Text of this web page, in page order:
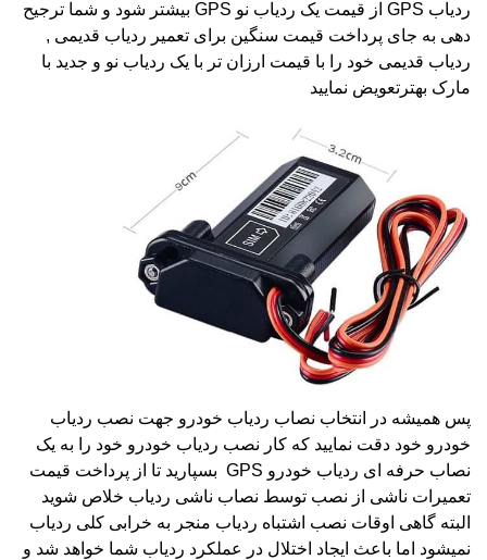
ردیاب GPS از قیمت یک ردیاب نو GPS بیشتر شود و شما ترجیح
دهی به جای پرداخت قیمت سنگین برای تعمیر ردیاب قدیمی ,
ردیاب قدیمی خود را با قیمت ارزان تر با یک ردیاب نو و جدید با
مارک بهترتعویض نمایید
پس همیشه در انتخاب نصاب ردیاب خودرو جهت نصب ردیاب
خودرو خود دقت نمایید که کار نصب ردیاب خودرو خود را به یک
نصاب حرفه ای ردیاب خودرو GPS بسپارید تا از پرداخت قیمت
تعمیرات ناشی از نصب توسط نصاب ناشی ردیاب خلاص شوید
البته گاهی اوقات نصب اشتباه ردیاب منجر به خرابی کلی ردیاب
نمیشود اما باعث ایجاد اختلال در عملکرد ردیاب شما خواهد شد و